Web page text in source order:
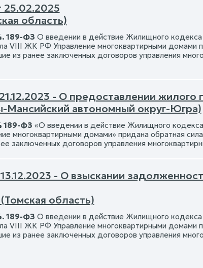
область)
189-ФЗ О введении в действие Жилищного кодекса
VIII ЖК РФ Управление многоквартирными домами
из ранее заключенных договоров управления
- О предоставлении жилого
Мансийский автономный округ-Югра)
189-ФЗ «О введении в действие Жилищного
домами» придана обратная
заключенных договоров управления
- О взыскании
область)
189-ФЗ О введении в действие Жилищного кодекса
VIII ЖК РФ Управление многоквартирными домами
из ранее заключенных договоров управления